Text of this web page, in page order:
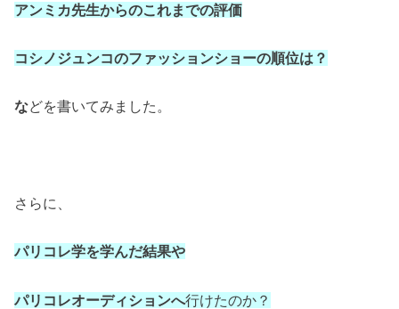
アンミカ先生からのこれまでの評価
コシノジュンコのファッションショーの順位は？
などを書いてみました。
さらに、
パリコレ学を学んだ結果や
パリコレオーディションへ行けたのか？